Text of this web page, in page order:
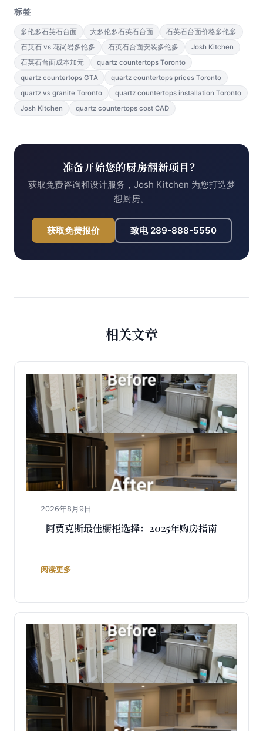
标签
多伦多石英石台面 大多伦多石英石台面
石英石台面价格多伦多
石英石 vs 花岗岩多伦多
石英石台面安装多伦多
Josh Kitchen
石英石台面成本加元
quartz countertops Toronto
quartz countertops GTA
quartz countertops prices Toronto
quartz vs granite Toronto
quartz countertops installation Toronto
Josh Kitchen
quartz countertops cost CAD
准备开始您的厨房翻新项目？
获取免费咨询和设计服务，Josh Kitchen 为您打造梦
想厨房。
获取免费报价 致电 289-888-5550
相关文章
2026年8月9日
阿贾克斯最佳橱柜选择：2025年购房指南
阅读更多